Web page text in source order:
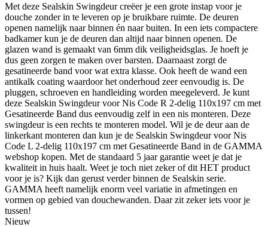
Met deze Sealskin Swingdeur creëer je een grote instap voor je
douche zonder in te leveren op je bruikbare ruimte. De deuren
openen namelijk naar binnen én naar buiten. In een iets compactere
badkamer kun je de deuren dan altijd naar binnen openen. De
glazen wand is gemaakt van 6mm dik veiligheidsglas. Je hoeft je
dus geen zorgen te maken over barsten. Daarnaast zorgt de
gesatineerde band voor wat extra klasse. Ook heeft de wand een
antikalk coating waardoor het onderhoud zeer eenvoudig is. De
pluggen, schroeven en handleiding worden meegeleverd. Je kunt
deze Sealskin Swingdeur voor Nis Code R 2-delig 110x197 cm met
Gesatineerde Band dus eenvoudig zelf in een nis monteren. Deze
swingdeur is een rechts te monteren model. Wil je de deur aan de
linkerkant monteren dan kun je de Sealskin Swingdeur voor Nis
Code L 2-delig 110x197 cm met Gesatineerde Band in de GAMMA
webshop kopen. Met de standaard 5 jaar garantie weet je dat je
kwaliteit in huis haalt. Weet je toch niet zeker of dit HET product
voor je is? Kijk dan gerust verder binnen de Sealskin serie.
GAMMA heeft namelijk enorm veel variatie in afmetingen en
vormen op gebied van douchewanden. Daar zit zeker iets voor je
tussen!
Nieuw